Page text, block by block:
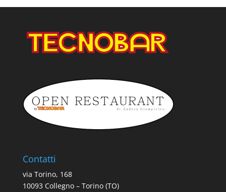
Contatti
via Torino, 168
10093 Collegno – Torino (TO)